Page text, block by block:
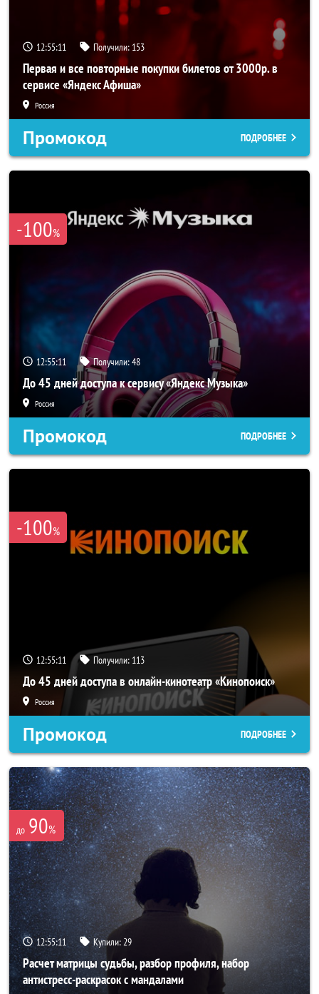
12:55:10 Получили: 153
Первая и все повторные покупки билетов от 3000р. в
сервисе «Яндекс Афиша»
Россия
Промокод ПОДРОБНЕЕ
-100%
12:55:10 Получили:48
До 45 дней доступа к сервису «Яндекс Музыка»
Россия
Промокод ПОДРОБНЕЕ
-100%
12:55:10 Получили: 113
До 45 дней доступа в онлайн-кинотеатр «Кинопоиск»
Россия
Промокод ПОДРОБНЕЕ
до 90%
12:55:10 Купили:29
Расчет матрицы судьбы, разбор профиля, набор
антистресс-раскрасок с мандалами